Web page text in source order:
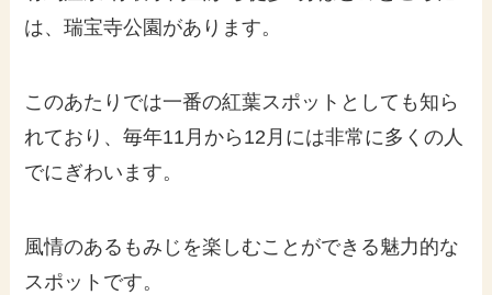
は、瑞宝寺公園があります。
このあたりでは一番の紅葉スポットとしても知ら
れており、毎年11月から12月には非常に多くの人
でにぎわいます。
風情のあるもみじを楽しむことができる魅力的な
スポットです。